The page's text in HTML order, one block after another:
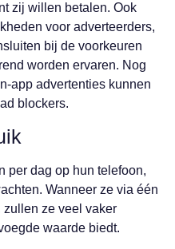
zij willen betalen. Ook
voor adverteerders,
bij de voorkeuren
worden ervaren. Nog
app advertenties kunnen
blockers.
per dag op hun telefoon,
Wanneer ze via één
ze veel vaker
waarde biedt.